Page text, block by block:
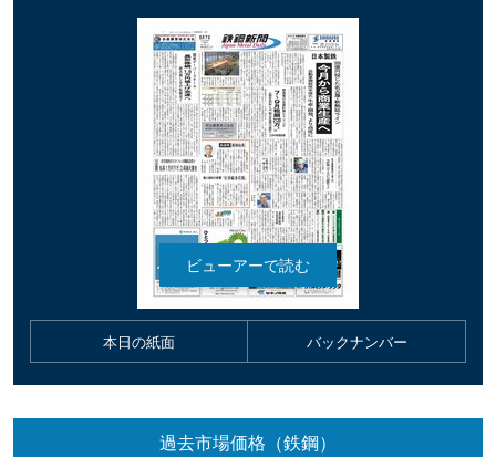
本日の紙面 バックナンバー
過去市場価格（鉄鋼）